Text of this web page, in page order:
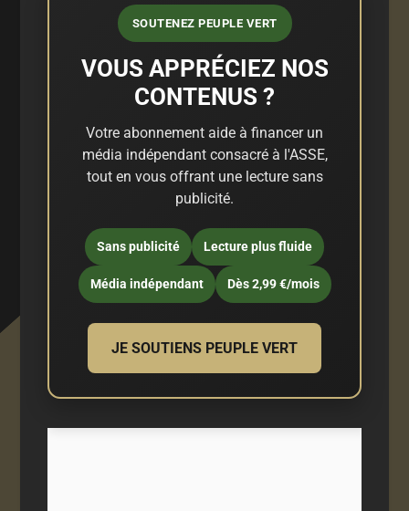
SOUTENEZ PEUPLE VERT
VOUS APPRÉCIEZ NOS
CONTENUS ?
Votre abonnement aide à financer un
média indépendant consacré à l'ASSE,
tout en vous offrant une lecture sans
publicité.
Sans publicité Lecture plus fluide
Média indépendant Dès 2,99 €/mois
JE SOUTIENS PEUPLE VERT